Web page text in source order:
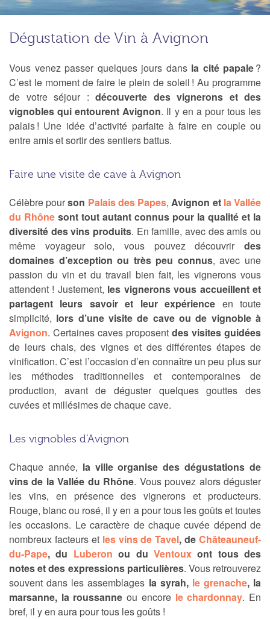
Dégustation de Vin à Avignon
Vous venez passer quelques jours dans la cité papale?
C’est le moment de faire le plein de soleil ! Au programme
de votre séjour : découverte des vignerons et des
vignobles qui entourent Avignon. Il y en a pour tous les
palais ! Une idée d’activité parfaite à faire en couple ou
entre amis et sortir des sentiers battus.
Faire une visite de cave à Avignon
Célèbre pourson Palais des Papes,Avignon et la Vallée
du Rhône sont tout autant connus pour la qualité et la
diversité des vins produits. En famille, avec des amis ou
même voyageur solo, vous pouvez découvrir des
domaines d’exception ou très peu connus, avec une
passion du vin et du travail bien fait, les vignerons vous
attendent ! Justement, les vignerons vous accueillent et
partagent leurs savoir et leur expérience en toute
simplicité, lors d’une visite de cave ou de vignoble à
Avignon. Certaines caves proposent des visites guidées
de leurs chais, des vignes et des différentes étapes de
vinification. C’est l’occasion d’en connaître un peu plus sur
les méthodes traditionnelles et contemporaines de
production, avant de déguster quelques gouttes des
cuvées et millésimes de chaque cave.
Les vignobles d’Avignon
Chaque année, la ville organise des dégustations de
vins de la Vallée du Rhône. Vous pouvez alors déguster
les vins, en présence des vignerons et producteurs.
Rouge, blanc ou rosé, il y en a pour tous les goûts et toutes
les occasions. Le caractère de chaque cuvée dépend de
nombreux facteurs et les vins de Tavel, de Châteauneuf-
du-Pape, du Luberon ou du Ventouxont tous des
notes et des expressions particulières. Vous retrouverez
souvent dans les assemblages la syrah, le grenache, la
marsanne, la roussanne ou encore le chardonnay. En
bref, il y en aura pour tous les goûts !